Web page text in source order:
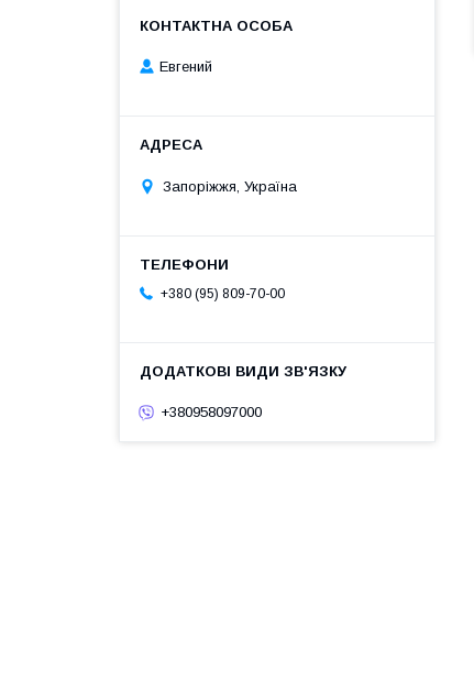
Евгений
Запоріжжя, Україна
+380 (95) 809-70-00
+380958097000